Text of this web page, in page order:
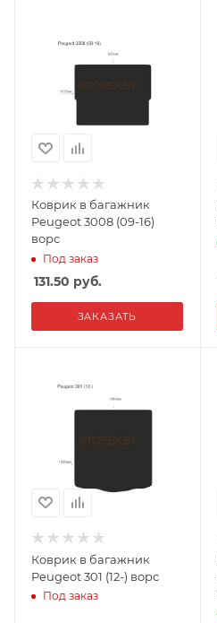
Коврик в багажник
Peugeot 3008 (09-16)
ворс
Под заказ
131.50 руб.
ЗАКАЗАТЬ
Коврик в багажник
Peugeot 301 (12-) ворс
Под заказ